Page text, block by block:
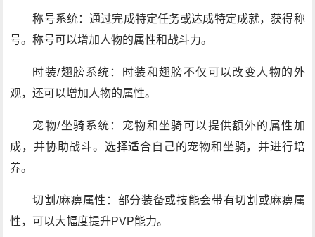
称号系统：通过完成特定任务或达成特定成就，获得称
号。称号可以增加人物的属性和战斗力。
时装/翅膀系统：时装和翅膀不仅可以改变人物的外
观，还可以增加人物的属性。
宠物/坐骑系统：宠物和坐骑可以提供额外的属性加
成，并协助战斗。选择适合自己的宠物和坐骑，并进行培
养。
切割/麻痹属性：部分装备或技能会带有切割或麻痹属
性，可以大幅度提升PVP能力。